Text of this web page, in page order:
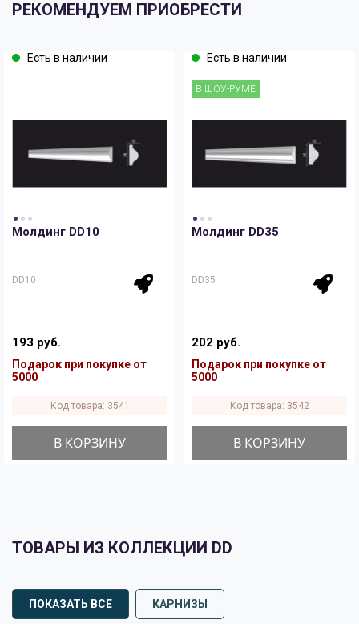
РЕКОМЕНДУЕМ ПРИОБРЕСТИ
Есть в наличии
Молдинг DD10
DD10
193 руб.
Подарок при покупке от
5000
Код товара: 3541
В КОРЗИНУ
Есть в наличии
В ШОУ-РУМЕ
Молдинг DD35
DD35
202 руб.
Подарок при покупке от
5000
Код товара: 3542
В КОРЗИНУ
ТОВАРЫ ИЗ КОЛЛЕКЦИИ DD
ПОКАЗАТЬ ВСЕ КАРНИЗЫ